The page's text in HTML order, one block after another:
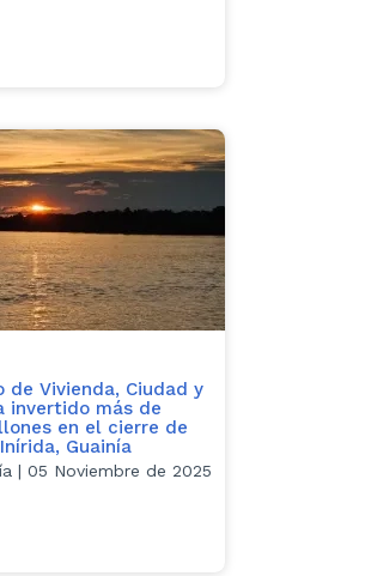
de Vivienda, Ciudad y
invertido más de
en el cierre de
Guainía
| 05 Noviembre de 2025